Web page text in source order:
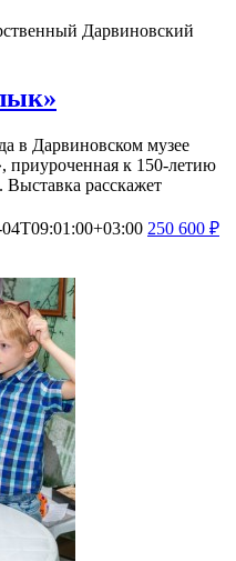
Дарвиновский
в Дарвиновском музее
приуроченная к 150-летию
расскажет
250 600 ₽